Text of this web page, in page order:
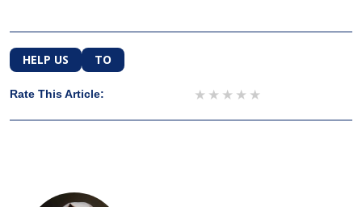
HELP US TO
Rate This Article: 4 stars
3 stars
2 stars
1 star